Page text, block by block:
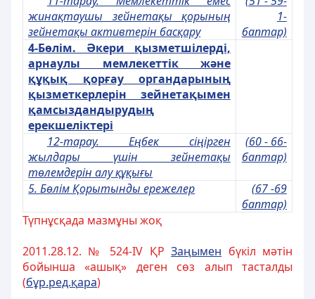
жинақтаушы зейнетақы қорының
зейнетақы активтерiн басқару
1-
баптар)
4-Бөлім. Әкери қызметшілерді,
арнаулы мемлекеттік және
құқық қорғау органдарының
қызметкерлерін зейнетақымен
қамсыздандырудың
ерекшеліктері
12-тарау. Еңбек сіңірген
жылдары үшін зейнетақы
төлемдерін алу құқығы
(60 - 66-
баптар)
5. Бөлім Қорытынды ережелер
(67 -69
баптар)
Түпнұсқада мазмұны жоқ
2011.28.12. № 524-ІV ҚРЗаңымен бүкіл мәтін
бойынша «ашық» деген сөз алып тасталды
(бұр.ред.қара)